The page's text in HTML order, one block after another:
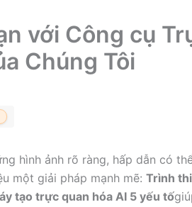
với Công cụ
Chúng Tôi
hình ảnh rõ ràng, hấp dẫn có
một giải pháp mạnh mẽ: Trình
tạo trực quan hóa AI 5 yếu tố